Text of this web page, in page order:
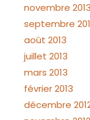
novembre 2013
septembre
août 2013
juillet 2013
mars 2013
février 2013
décembre